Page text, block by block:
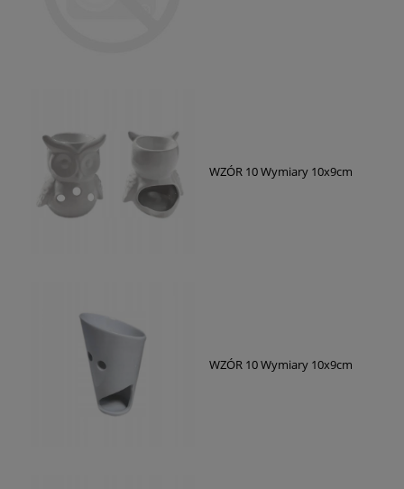
WZÓR 10 Wymiary 10x9cm
WZÓR 10 Wymiary 10x9cm